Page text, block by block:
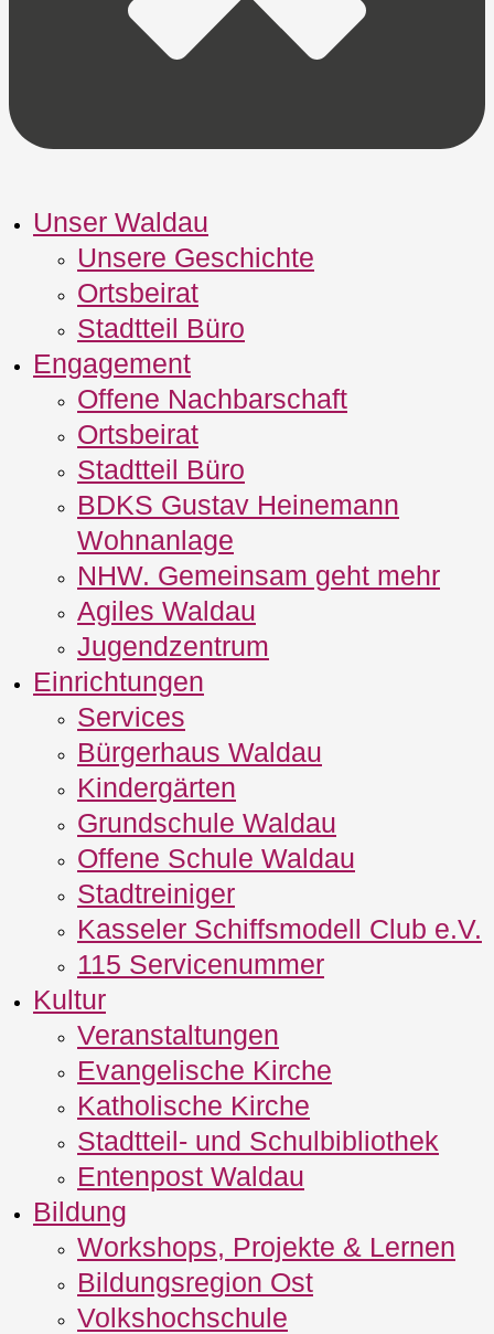
Unser Waldau
Unsere Geschichte
Ortsbeirat
Stadtteil Büro
Engagement
Offene Nachbarschaft
Ortsbeirat
Stadtteil Büro
BDKS Gustav Heinemann
Wohnanlage
NHW. Gemeinsam geht mehr
Agiles Waldau
Jugendzentrum
Einrichtungen
Services
Bürgerhaus Waldau
Kindergärten
Grundschule Waldau
Offene Schule Waldau
Stadtreiniger
Kasseler Schiffsmodell Club e.V.
115 Servicenummer
Kultur
Veranstaltungen
Evangelische Kirche
Katholische Kirche
Stadtteil- und Schulbibliothek
Entenpost Waldau
Bildung
Workshops, Projekte & Lernen
Bildungsregion Ost
Volkshochschule